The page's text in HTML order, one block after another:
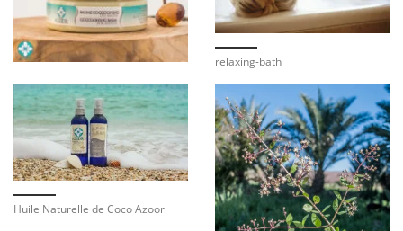
relaxing-bath
Huile Naturelle de Coco Azoor